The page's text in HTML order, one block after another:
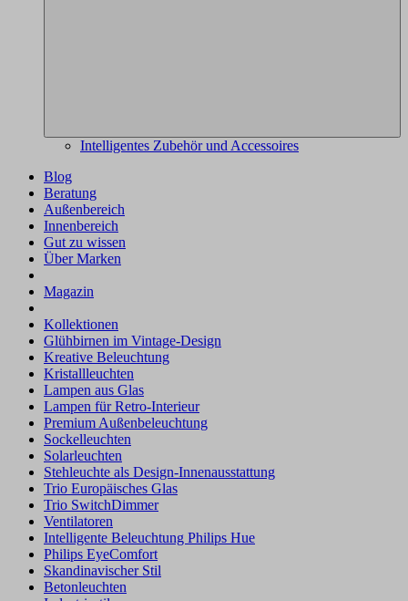
Intelligentes Zubehör und Accessoires
Blog
Beratung
Außenbereich
Innenbereich
Gut zu wissen
Über Marken
Magazin
Kollektionen
Glühbirnen im Vintage-Design
Kreative Beleuchtung
Kristallleuchten
Lampen aus Glas
Lampen für Retro-Interieur
Premium Außenbeleuchtung
Sockelleuchten
Solarleuchten
Stehleuchte als Design-Innenausstattung
Trio Europäisches Glas
Trio SwitchDimmer
Ventilatoren
Intelligente Beleuchtung Philips Hue
Philips EyeComfort
Skandinavischer Stil
Betonleuchten